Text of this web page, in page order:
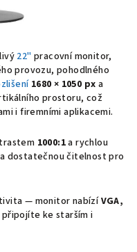
22" pracovní monitor,
provozu, pohodlného
1680 × 1050 px a
prostoru, což
i firemními aplikacemi.
1000:1a rychlou
dostatečnou čitelnost pro
— monitor nabízíVGA,
ke starším i